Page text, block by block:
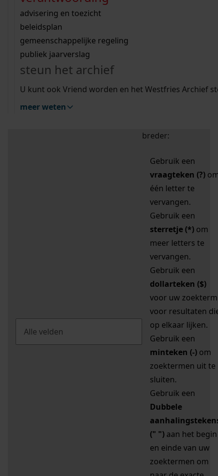
bouwvergunningen
omgevingsvergunningen
vergunningen
beeld en geluid
uitleg nodig?
Wij helpen u op weg met een aantal zoektips.
bekijk alle zoektips
Wij helpen u op weg met een aantal zoektips.
bekijk alle zoektips
bekijk ons geschiedenislokaal
advisering en toezicht
beleidsplan
gemeenschappelijke regeling
publiek jaarverslag
steun het archief
U kunt ook Vriend worden en het Westfries Archief
meer weten
zoektips
Mijn Studiezaal (inloggen)
uw zoekopdracht te
breder:
Gebruik een
vraagteken (?)
één letter te
vervangen.
Gebruik een
sterretje (*) om
meer letters te
vervangen.
Gebruik een
dollarteken ($)
voor uw zoekterm
voor resultaten
op elkaar lijken.
Gebruik een
minteken (-) om
zoektermen uit te
sluiten.
Gebruik een
Dubbele
(" ") aan het begin
en einde van uw
zoektermen om